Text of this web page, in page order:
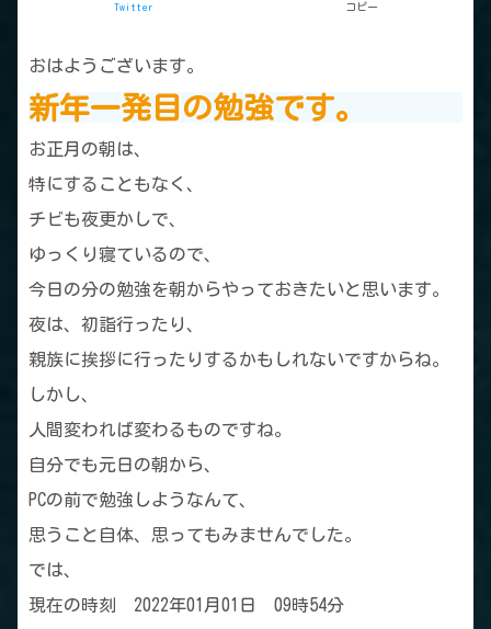
Twitter コピー
おはようございます。
新年一発目の勉強です。
お正月の朝は、
特にすることもなく、
チビも夜更かしで、
ゆっくり寝ているので、
今日の分の勉強を朝からやっておきたいと思います。
夜は、初詣行ったり、
親族に挨拶に行ったりするかもしれないですからね。
しかし、
人間変われば変わるものですね。
自分でも元日の朝から、
PCの前で勉強しようなんて、
思うこと自体、思ってもみませんでした。
では、
現在の時刻 2022年01月01日 09時54分